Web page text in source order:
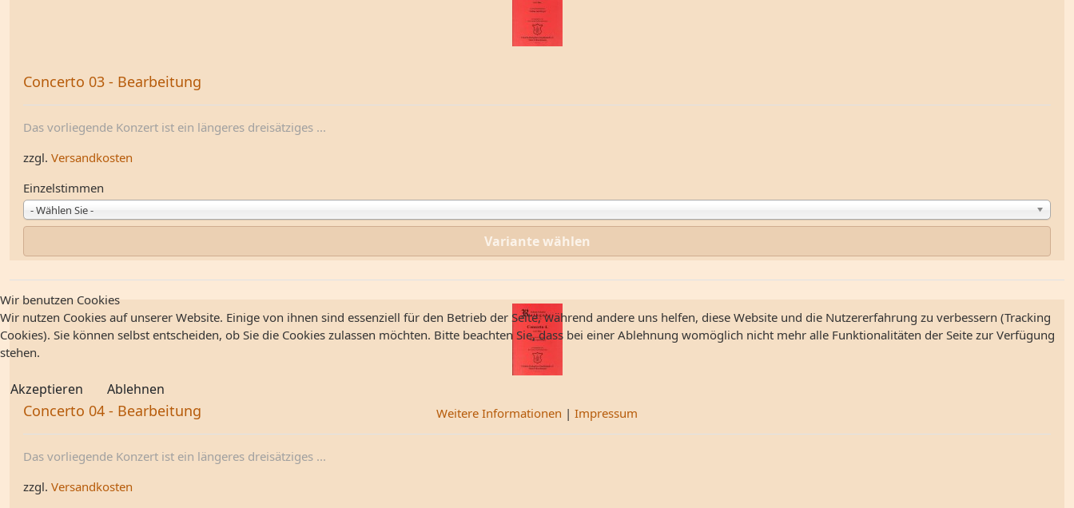
Concerto 03 - Bearbeitung
Das vorliegende Konzert ist ein längeres dreisätziges ...
zzgl. Versandkosten
Einzelstimmen
- Wählen Sie -
Variante wählen
Concerto 04 - Bearbeitung
Das vorliegende Konzert ist ein längeres dreisätziges ...
zzgl. Versandkosten
Wir benutzen Cookies
Wir nutzen Cookies auf unserer Website. Einige von ihnen sind essenziell für den Betrieb der Seite, während andere uns helfen, diese Website und die Nutzererfahrung zu verbessern (Tracking
Cookies). Sie können selbst entscheiden, ob Sie die Cookies zulassen möchten. Bitte beachten Sie, dass bei einer Ablehnung womöglich nicht mehr alle Funktionalitäten der Seite zur Verfügung
stehen.
Akzeptieren Ablehnen
Weitere Informationen | Impressum